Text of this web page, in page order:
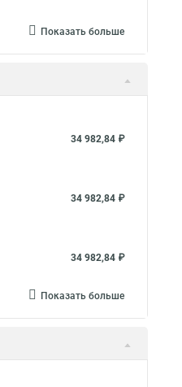
Показать больше
34 982,84 ₽
34 982,84 ₽
34 982,84 ₽
Показать больше